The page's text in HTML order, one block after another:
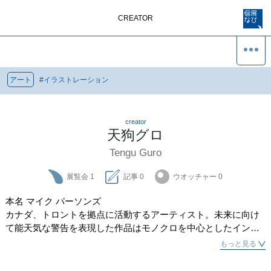
CREATOR
アート #イラストレーション
creator
天狗グロ
Tengu Guro
展覧会 1 記事 0 ウオッチャー 0
本名 マイク パーソンズ
カナダ、トロントを拠点に活動するアーティスト。未来に向け
て能天気な警告を表現した作品はモノクロを中心としたインク
ドローイング、漫画、グラフティーアートさらに映像に到るま
もっと見る